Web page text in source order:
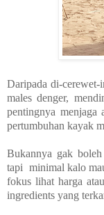
Daripada di-cerewet-
males denger,
pentingnya menjaga
pertumbuhan kayak
Bukannya gak
tapi minimal kalo
fokus lihat harga
ingredients yang